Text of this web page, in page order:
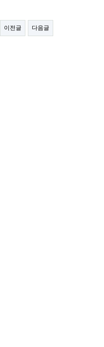
이전글 다음글